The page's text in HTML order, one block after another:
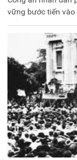
vững bước tiến vào